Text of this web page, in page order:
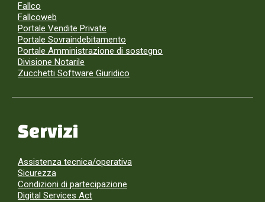
Fallco
Fallcoweb
Portale Vendite Private
Portale Sovraindebitamento
Portale Amministrazione di sostegno
Divisione Notarile
Zucchetti Software Giuridico
Servizi
Assistenza tecnica/operativa
Sicurezza
Condizioni di partecipazione
Digital Services Act